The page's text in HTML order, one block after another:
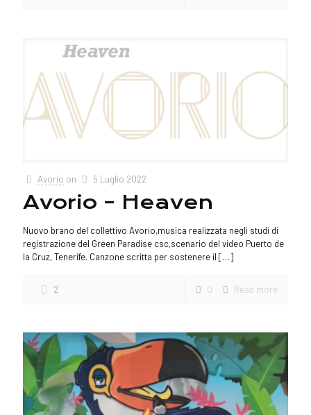
Avorio on 5 Luglio 2022
Avorio – Heaven
Nuovo brano del collettivo Avorio,musica realizzata negli studi di
registrazione del Green Paradise csc,scenario del video Puerto de
la Cruz, Tenerife. Canzone scritta per sostenere il […]
2 0 Read more